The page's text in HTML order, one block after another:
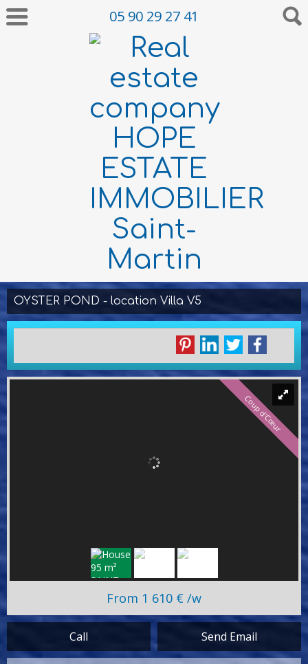
05 90 29 27 41
OYSTER POND - location Villa V5
Coup d'Cœur
From 1 610 € /w
Call Send Email